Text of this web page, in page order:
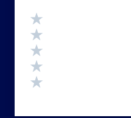
Valutazione